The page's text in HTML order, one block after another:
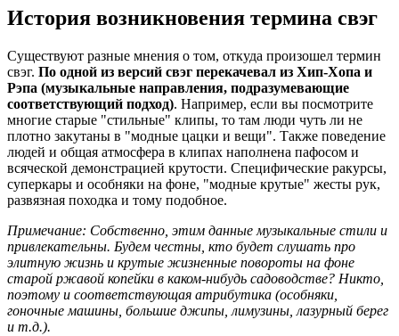
История возникновения термина свэг
Существуют разные мнения о том, откуда произошел термин
свэг. По одной из версий свэг перекачевал из Хип-Хопа и
Рэпа (музыкальные направления, подразумевающие
соответствующий подход). Например, если вы посмотрите
многие старые "стильные" клипы, то там люди чуть ли не
плотно закутаны в "модные цацки и вещи". Также поведение
людей и общая атмосфера в клипах наполнена пафосом и
всяческой демонстрацией крутости. Специфические ракурсы,
суперкары и особняки на фоне, "модные крутые" жесты рук,
развязная походка и тому подобное.
Примечание: Собственно, этим данные музыкальные стили и
привлекательны. Будем честны, кто будет слушать про
элитную жизнь и крутые жизненные повороты на фоне
старой ржавой копейки в каком-нибудь садоводстве? Никто,
поэтому и соответствующая атрибутика (особняки,
гоночные машины, большие джипы, лимузины, лазурный берег
и т.д.).